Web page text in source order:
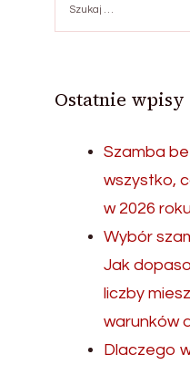
Ostatnie wpisy
Szamba
wszystko,
w 2026 roku
Wybór
Jak
liczby
warunków
Dlaczego